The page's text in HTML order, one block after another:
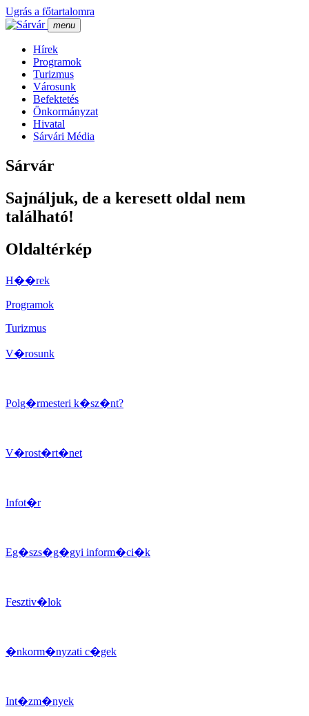
Ugrás a főtartalomra
menu
Hí­rek
Programok
Turizmus
Városunk
Befektetés
Önkormányzat
Hivatal
Sárvári Média
Sárvár
Sajnáljuk, de a keresett oldal nem
található!
Oldaltérkép
H��rek
Programok
Turizmus
V�rosunk
Polg�rmesteri k�sz�nt?
V�rost�rt�net
Infot�r
Eg�szs�g�gyi inform�ci�k
Fesztiv�lok
�nkorm�nyzati c�gek
Int�zm�nyek